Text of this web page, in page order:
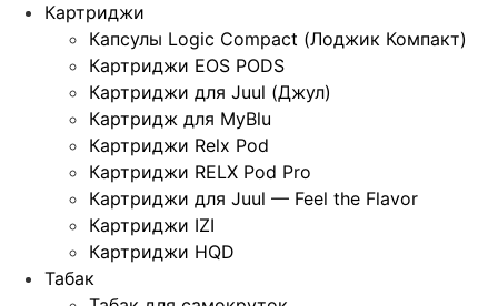
Картриджи
Капсулы Logic Compact (Лоджик Компакт)
Картриджи EOS PODS
Картриджи для Juul (Джул)
Картридж для MyBlu
Картриджи Relx Pod
Картриджи RELX Pod Pro
Картриджи для Juul — Feel the Flavor
Картриджи IZI
Картриджи HQD
Табак